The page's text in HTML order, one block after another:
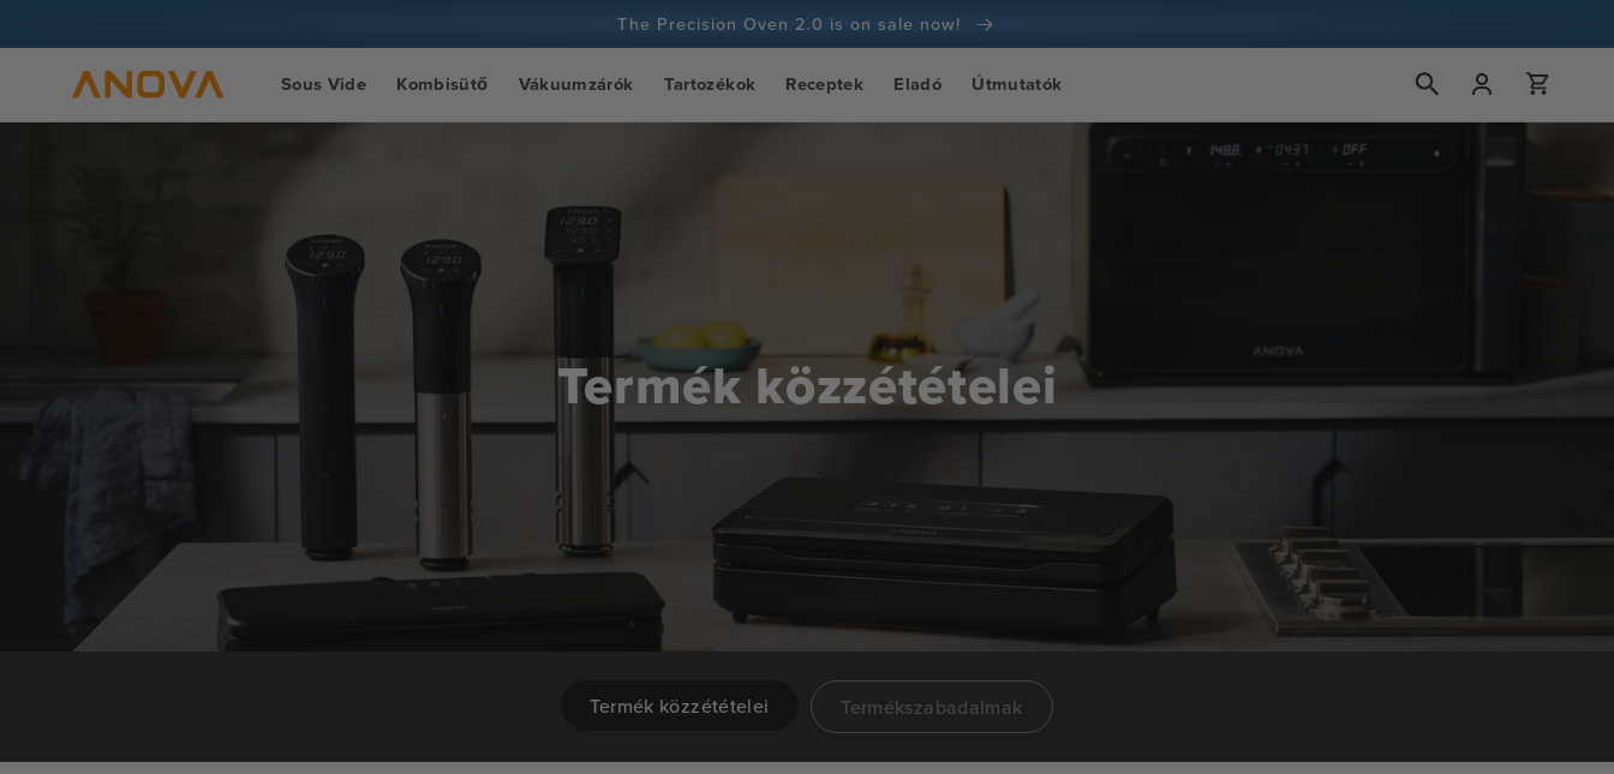
The Precision Oven 2.0 is on sale now!
100+ millió szakács és egyre több
Sous Vide Kombisütő Vákuumzárók Tartozékok Receptek Eladó Útmutatók Bejelentkezés
Kosár
Termék közzétételei
Termék közzétételei Termékszabadalmak